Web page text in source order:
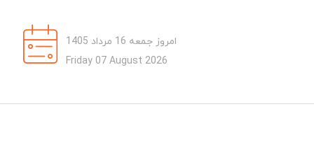
امروز جمعه 16 مرداد 1405
Friday 07 August 2026